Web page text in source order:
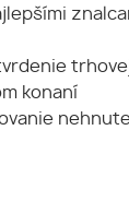
konaní